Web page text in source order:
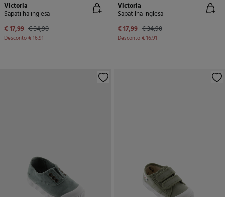
Victoria
Sapatilha inglesa
€ 17,99 € 34,90
Desconto€ 16,91
Victoria
Sapatilha inglesa
€ 17,99 € 34,90
Desconto€ 16,91